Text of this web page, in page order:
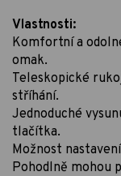
Vlastnosti:
Komfortní a
omak.
Teleskopické
stříhání.
Jednoduché
tlačítka.
Možnost
Pohodlně mohou